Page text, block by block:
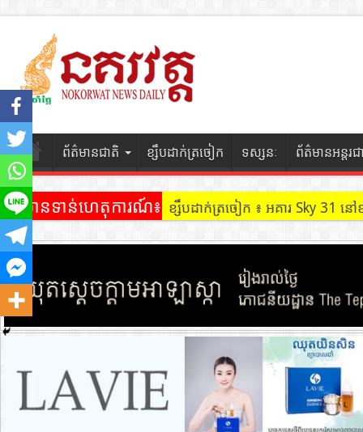
ព័ត៌មានជាតិ ខ្សឹបដាក់ត្រចៀក ទស្សនៈ ព័ត៌មានអន្តរជ
ព័ត៌មានទាន់ហេតុការណ៍៖ ខ្សឹបដាក់ត្រចៀក ៖ ដល់ករ ! ឈ្មួញដឹក